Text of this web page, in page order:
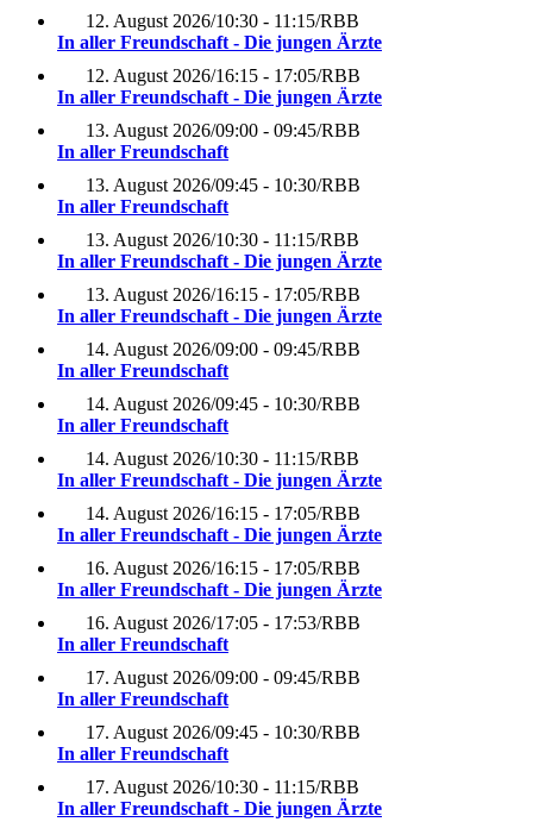
12. August 2026/10:30 - 11:15/RBB
In aller Freundschaft - Die jungen Ärzte
12. August 2026/16:15 - 17:05/RBB
In aller Freundschaft - Die jungen Ärzte
13. August 2026/09:00 - 09:45/RBB
In aller Freundschaft
13. August 2026/09:45 - 10:30/RBB
In aller Freundschaft
13. August 2026/10:30 - 11:15/RBB
In aller Freundschaft - Die jungen Ärzte
13. August 2026/16:15 - 17:05/RBB
In aller Freundschaft - Die jungen Ärzte
14. August 2026/09:00 - 09:45/RBB
In aller Freundschaft
14. August 2026/09:45 - 10:30/RBB
In aller Freundschaft
14. August 2026/10:30 - 11:15/RBB
In aller Freundschaft - Die jungen Ärzte
14. August 2026/16:15 - 17:05/RBB
In aller Freundschaft - Die jungen Ärzte
16. August 2026/16:15 - 17:05/RBB
In aller Freundschaft - Die jungen Ärzte
16. August 2026/17:05 - 17:53/RBB
In aller Freundschaft
17. August 2026/09:00 - 09:45/RBB
In aller Freundschaft
17. August 2026/09:45 - 10:30/RBB
In aller Freundschaft
17. August 2026/10:30 - 11:15/RBB
In aller Freundschaft - Die jungen Ärzte